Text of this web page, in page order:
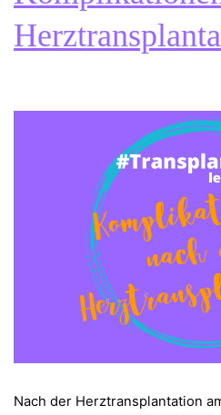
Nach der Herztransplantation